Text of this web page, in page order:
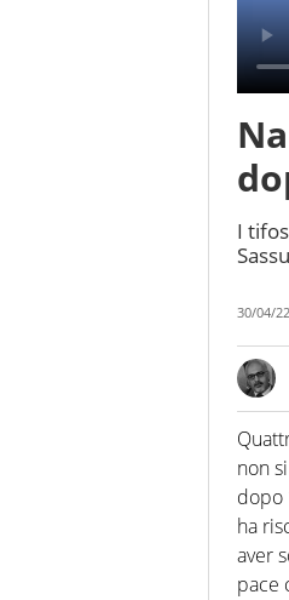
I
30/04/
non
dopo
ha
aver
pace